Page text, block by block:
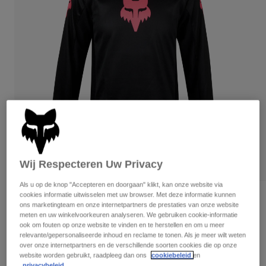
Broeken
Korte broeken
Jassen
Handschoenen
Beschermingen
Brillen
Sokken
Accessoires
Onderdelen
Broeken
Handschoenen
Jassen
Protections
Brillen
Tassen & Accessoires
Spare parts
Alles bekijken
T-Shirts & Tops
Hoodies en truien
Jassen
Leggings & Broeken
Shirts
Alles bekijken
Youth
Beschermers
Alles bekijken
Moto
Helmen
Shirts
Boots
Beschermers
Gloves
Brillen
Tienershirt meisjes 180 Blackout
Artikelnummer31435
€ 34,99
Wij Respecteren Uw Privacy
Als u op de knop "Accepteren en doorgaan" klikt, kan onze website via
cookies informatie uitwisselen met uw browser. Met deze informatie kunnen
ons marketingteam en onze internetpartners de prestaties van onze website
meten en uw winkelvoorkeuren analyseren. We gebruiken cookie-informatie
ook om fouten op onze website te vinden en te herstellen en om u meer
relevante/gepersonaliseerde inhoud en reclame te tonen. Als je meer wilt weten
over onze internetpartners en de verschillende soorten cookies die op onze
website worden gebruikt, raadpleeg dan ons
cookiebeleid en